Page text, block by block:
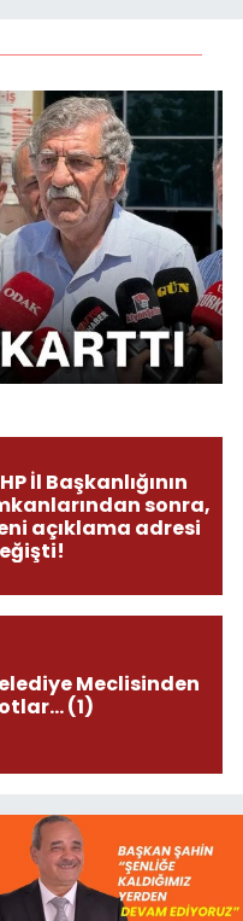
İl Başkanlığının
sonra,
açıklama adresi
Meclisinden
(1)